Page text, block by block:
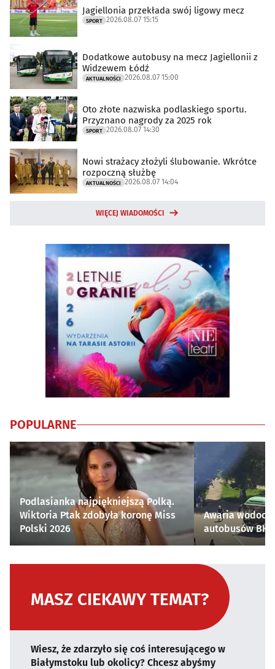
Jagiellonia przekłada swój ligowy mecz
SPORT 2026.08.07 15:15
Dodatkowe autobusy na mecz Jagiellonii z
Widzewem Łódź
AKTUALNOŚCI 2026.08.07 15:00
Oto złote nazwiska podlaskiego sportu.
Przyznano nagrody za 2025 rok
SPORT 2026.08.07 14:30
Nowi strażacy złożyli ślubowanie. Wkrótce
rozpoczną służbę
AKTUALNOŚCI 2026.08.07 14:04
WIĘCEJ WIADOMOŚCI
POPULARNE
Podlasianka najpiękniejszą Polką.
Wiktoria Ptak zdobyła koronę Miss
Polski 2026
Awaria
autobusów
MASZ CIEKAWY TEMAT?
Wiesz, że zdarzyło się coś interesującego w
Białymstoku lub okolicy? Chcesz abyśmy